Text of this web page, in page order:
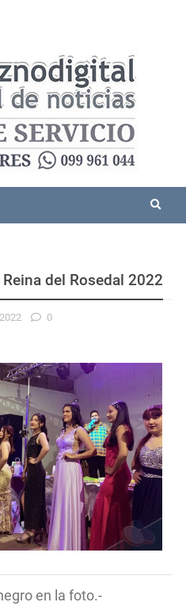
del Rosedal 2022
0
en la foto.-